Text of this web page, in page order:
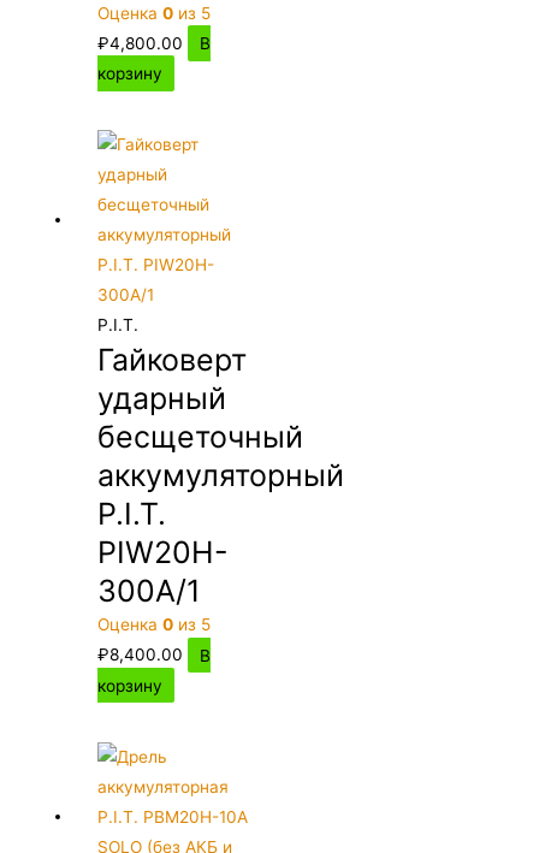
Оценка0 из 5
₽4,800.00
В
корзину
P.I.T.
Гайковерт
ударный
бесщеточный
аккумуляторный
P.I.T.
PIW20H-
300A/1
Оценка0 из 5
₽8,400.00
В
корзину